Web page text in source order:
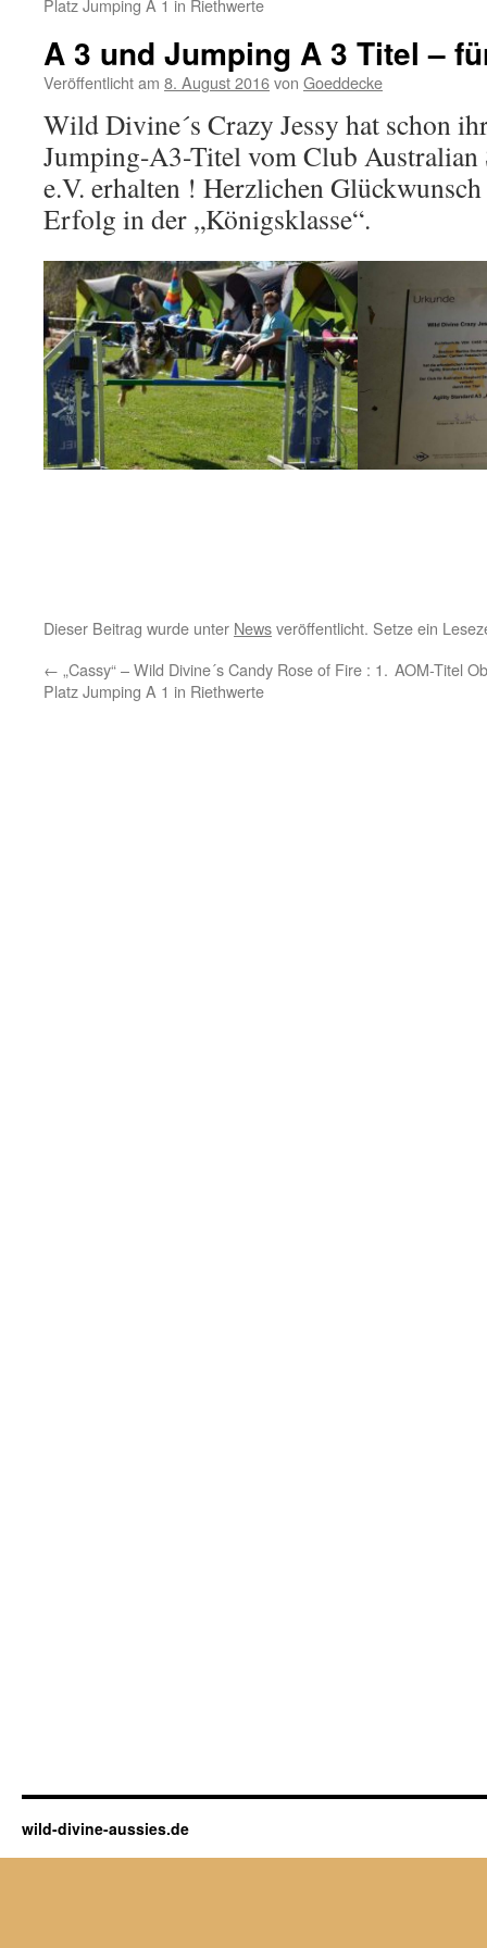
Platz Jumping A 1 in Riethwerte
A 3 und Jumping A 3 Titel –
Veröffentlicht am 8. August 2016von Goeddecke
Wild Divine´s Crazy Jessy hat schon
Jumping-A3-Titel vom Club Australian
e.V. erhalten ! Herzlichen
Erfolg in der „Königsklasse“.
Dieser Beitrag wurde unter Newsveröffentlicht. Setze ein
← „Cassy“ – Wild Divine´s Candy Rose of Fire : 1.
Platz Jumping A 1 in Riethwerte
AOM-Titel
wild-divine-aussies.de